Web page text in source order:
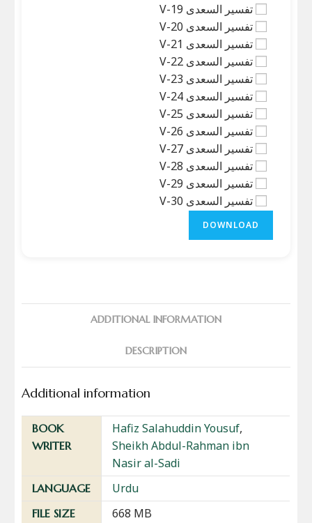
تفسیر السعدی V-19
تفسیر السعدی V-20
تفسیر السعدی V-21
تفسیر السعدی V-22
تفسیر السعدی V-23
تفسیر السعدی V-24
تفسیر السعدی V-25
تفسیر السعدی V-26
تفسیر السعدی V-27
تفسیر السعدی V-28
تفسیر السعدی V-29
تفسیر السعدی V-30
DOWNLOAD
ADDITIONAL INFORMATION
DESCRIPTION
Additional information
BOOK
WRITER
Hafiz Salahuddin Yousuf,
Sheikh Abdul-Rahman ibn
Nasir al-Sadi
LANGUAGE Urdu
FILE SIZE 668 MB